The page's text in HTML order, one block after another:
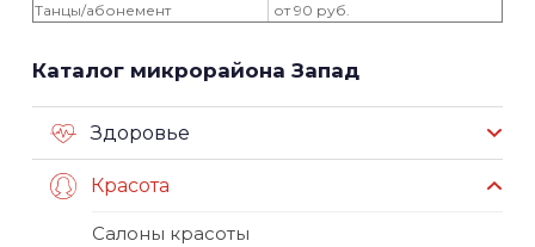
Танцы/абонемент
от 90 руб.
Каталог микрорайона Запад
Здоровье
Красота
Салоны красоты